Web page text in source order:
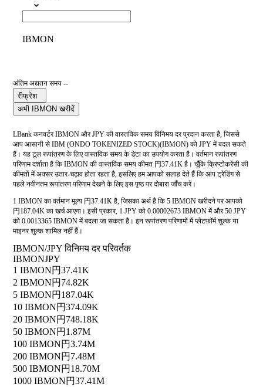
IBMON
अंतिम अद्यतन समय --
रीफ्रेश
अभी IBMON खरीदें
LBank कनवर्टर IBMON और JPY की वास्तविक समय विनिमय दर प्रदान करता है, जिससे
आप आसानी से IBM (ONDO TOKENIZED STOCK)(IBMON) को JPY में बदल सकते
हैं। यह टूल रूपांतरण के लिए वास्तविक समय के डेटा का उपयोग करता है। वर्तमान रूपांतरण
परिणाम दर्शाता है कि IBMON की वास्तविक समय कीमत 円37.41K है। चूँकि क्रिप्टोकरेंसी की
कीमतों में अक्सर उतार-चढ़ाव होता रहता है, इसलिए हम आपको सलाह देते हैं कि आप ट्रेडिंग से
पहले नवीनतम रूपांतरण परिणाम देखने के लिए इस पृष्ठ पर दोबारा जाँच करें।
1 IBMON का वर्तमान मूल्य 円37.41K है, जिसका अर्थ है कि 5 IBMON खरीदने पर आपको
円187.04K का खर्च आएगा। इसी प्रकार, 1 JPY को 0.00002673 IBMON में और 50 JPY
को 0.0013365 IBMON में बदला जा सकता है। इन रूपांतरण परिणामों में प्लेटफ़ॉर्म शुल्क या
माइनर शुल्क शामिल नहीं हैं।
IBMON/JPY विनिमय दर परिवर्तक
IBMONJPY
1 IBMON円37.41K
2 IBMON円74.82K
5 IBMON円187.04K
10 IBMON円374.09K
20 IBMON円748.18K
50 IBMON円1.87M
100 IBMON円3.74M
200 IBMON円7.48M
500 IBMON円18.70M
1000 IBMON円37.41M